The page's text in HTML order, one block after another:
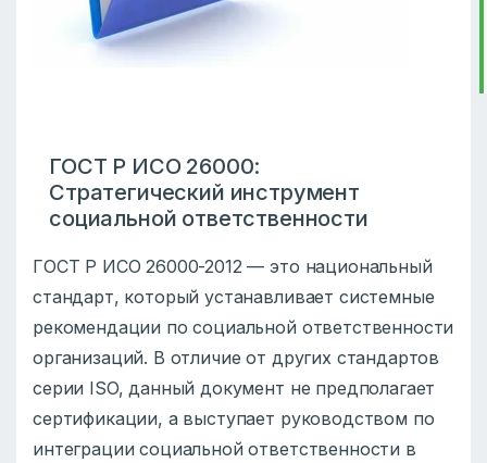
ГОСТ Р ИСО 26000:
Стратегический инструмент
социальной ответственности
ГОСТ Р ИСО 26000-2012 — это национальный
стандарт, который устанавливает системные
рекомендации по социальной ответственности
организаций. В отличие от других стандартов
серии ISO, данный документ не предполагает
сертификации, а выступает руководством по
интеграции социальной ответственности в